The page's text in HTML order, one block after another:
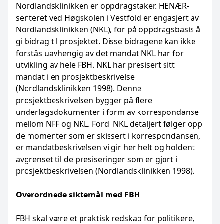
Nordlandsklinikken er oppdragstaker. HENÆR-
senteret ved Høgskolen i Vestfold er engasjert av
Nordlandsklinikken (NKL), for på oppdragsbasis å
gi bidrag til prosjektet. Disse bidragene kan ikke
forstås uavhengig av det mandat NKL har for
utvikling av hele FBH. NKL har presisert sitt
mandat i en prosjektbeskrivelse
(Nordlandsklinikken 1998). Denne
prosjektbeskrivelsen bygger på flere
underlagsdokumenter i form av korrespondanse
mellom NFF og NKL. Fordi NKL detaljert følger opp
de momenter som er skissert i korrespondansen,
er mandatbeskrivelsen vi gir her helt og holdent
avgrenset til de presiseringer som er gjort i
prosjektbeskrivelsen (Nordlandsklinikken 1998).
Overordnede siktemål med FBH
FBH skal være et praktisk redskap for politikere,